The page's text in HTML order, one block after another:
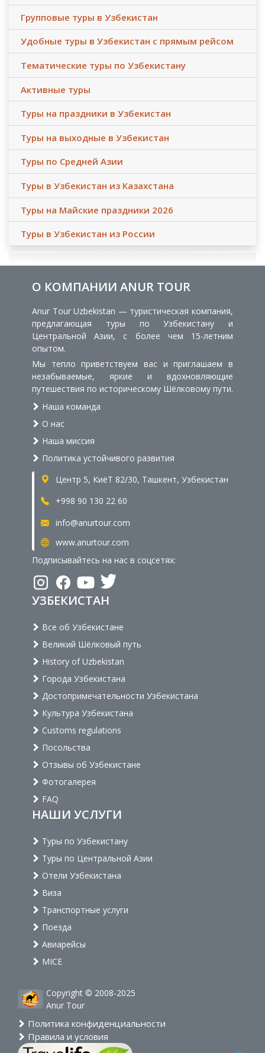
Групповые туры в Узбекистан
Удобные туры в Узбекистан с прямым рейсом
Тематические туры по Узбекистану
Активные туры
Туры на праздники в Узбекистан
Туры на выходные в Узбекистан
Туры по Средней Азии
Туры в Узбекистан из Казахстана
Туры на Майские праздники 2026
Туры в Узбекистан из России
О КОМПАНИИ ANUR TOUR
Anur Tour Uzbekistan — туристическая компания,
предлагающая туры по Узбекистану и
Центральной Азии, с более чем 15-летним
опытом.
Мы тепло приветствуем вас и приглашаем в
незабываемые, яркие и вдохновляющие
путешествия по историческому Шёлковому пути.
Наша команда
О нас
Наша миссия
Политика устойчивого развития
Центр 5, КиёТ 82/30, Ташкент, Узбекистан
+998 90 130 22 60
info@anurtour.com
www.anurtour.com
Подписывайтесь на нас в соцсетях:
УЗБЕКИСТАН
Все об Узбекистане
Великий Шёлковый путь
History of Uzbekistan
Города Узбекистана
Достопримечательности Узбекистана
Культура Узбекистана
Customs regulations
Посольства
Отзывы об Узбекистане
Фотогалерея
FAQ
НАШИ УСЛУГИ
Туры по Узбекистану
Туры по Центральной Азии
Отели Узбекистана
Виза
Транспортные услуги
Поезда
Авиарейсы
MICE
Copyright © 2008-2025
Anur Tour
Политика конфиденциальности
Правила и условия